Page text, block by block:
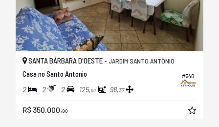
#540
SANTA BÁRBARA D'OESTE - JARDIM SANTO ANTÔNIO
Casa no Santo Antonio
2 2 2 125,00 98,37
R$ 350.000,00